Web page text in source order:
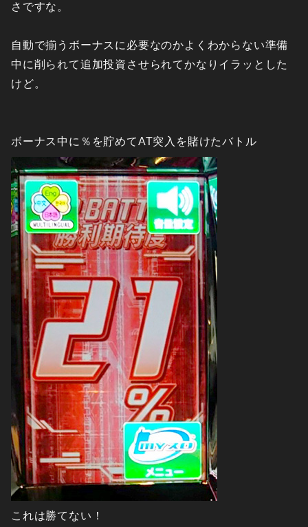
さですな。
自動で揃うボーナスに必要なのかよくわからない準備
中に削られて追加投資させられてかなりイラッとした
けど。
ボーナス中に％を貯めてAT突入を賭けたバトル
これは勝てない！